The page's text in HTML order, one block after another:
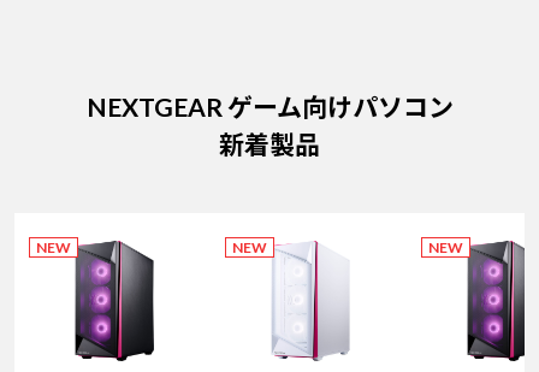
NEXTGEAR ゲーム向けパソコン
新着製品
NEW NEW NEW